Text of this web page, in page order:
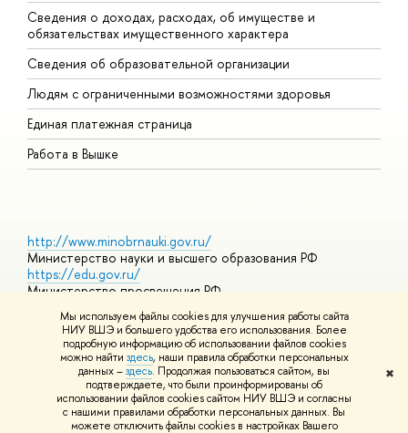
Мы используем файлы cookies для улучшения работы сайта
НИУ ВШЭ и большего удобства его использования. Более
подробную информацию об использовании файлов cookies
можно найти здесь, наши правила обработки персональных
данных –здесь. Продолжая пользоваться сайтом, вы
подтверждаете, что были проинформированы об
использовании файлов cookies сайтом НИУ ВШЭ и согласны
с нашими правилами обработки персональных данных. Вы
можете отключить файлы cookies в настройках Вашего
✖
Сведения о доходах, расходах, об имуществе и
обязательствах имущественного характера
Сведения об образовательной организации
Людям с ограниченными возможностями здоровья
Единая платежная страница
Работа в Вышке
http://www.minobrnauki.gov.ru/
Министерство науки и высшего образования РФ
https://edu.gov.ru/
Министерство просвещения РФ
https://elearning.hse.ru/mooc
Массовые открытые онлайн-курсы
© НИУ ВШЭ 1993–2026 Адреса и контактыУсловия
использования материалов Политика конфиденциальности
Шрифты HSE Sans и HSE Slab разработаны вШколе дизайна НИУ